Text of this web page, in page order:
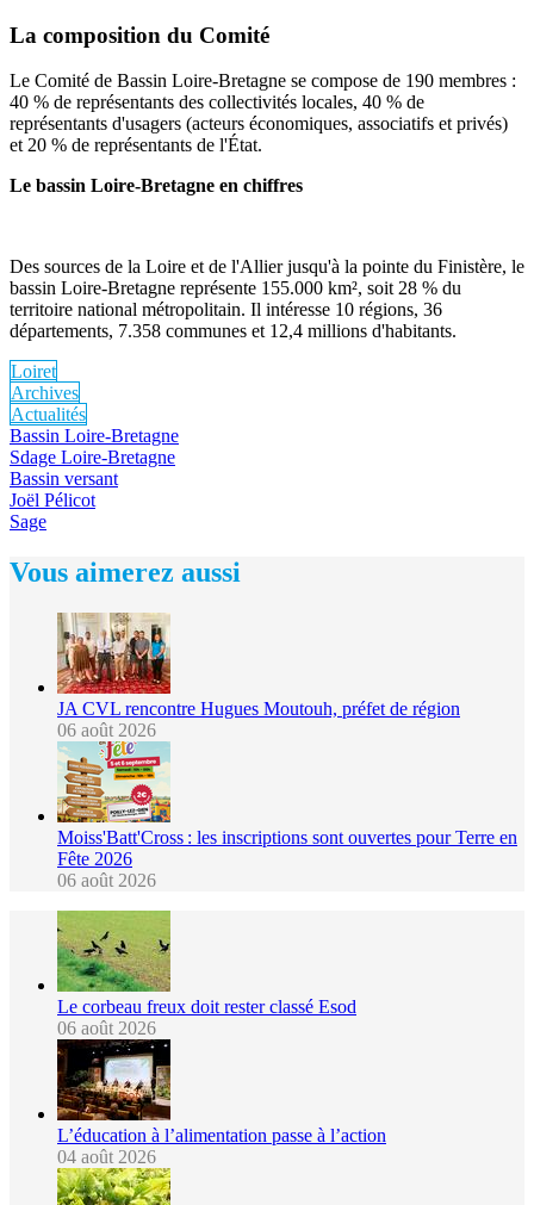
La composition du Comité
Le Comité de Bassin Loire-Bretagne se compose de 190 membres :
40 % de représentants des collectivités locales, 40 % de
représentants d'usagers (acteurs économiques, associatifs et privés)
et 20 % de représentants de l'État.
Le bassin Loire-Bretagne en chiffres
Des sources de la Loire et de l'Allier jusqu'à la pointe du Finistère, le
bassin Loire-Bretagne représente 155.000 km², soit 28 % du
territoire national métropolitain. Il intéresse 10 régions, 36
départements, 7.358 communes et 12,4 millions d'habitants.
Loiret
Archives
Actualités
Bassin Loire-Bretagne
Sdage Loire-Bretagne
Bassin versant
Joël Pélicot
Sage
Vous aimerez aussi
JA CVL rencontre Hugues Moutouh, préfet de région
06 août 2026
Moiss'Batt'Cross : les inscriptions sont ouvertes pour Terre en
Fête 2026
06 août 2026
Le corbeau freux doit rester classé Esod
06 août 2026
L’éducation à l’alimentation passe à l’action
04 août 2026